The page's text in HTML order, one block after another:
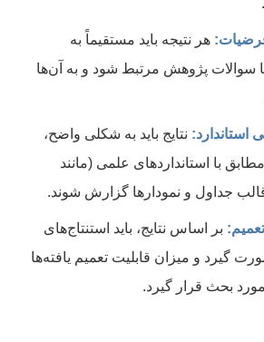
فرضیات: هر نتیجه باید مستقیماً به
سوالات پژوهش مرتبط شود و به آن‌ها
نتایج باید به شکلی واضح،
با استانداردهای علمی (مانند
بر اساس نتایج، باید استنتاج‌های
گیرد و میزان قابلیت تعمیم یافته‌ها
بحث قرار گیرد.